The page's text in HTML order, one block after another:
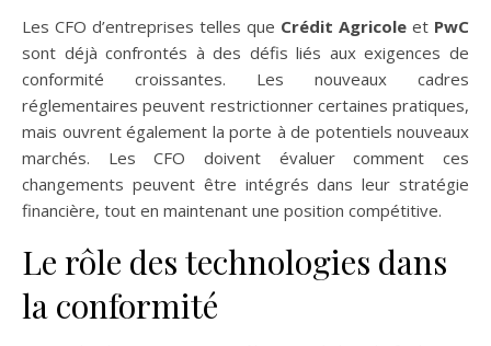
Les CFO d’entreprises telles que Crédit Agricole et PwC
sont déjà confrontés à des défis liés aux exigences de
conformité croissantes. Les nouveaux cadres
réglementaires peuvent restrictionner certaines pratiques,
mais ouvrent également la porte à de potentiels nouveaux
marchés. Les CFO doivent évaluer comment ces
changements peuvent être intégrés dans leur stratégie
financière, tout en maintenant une position compétitive.
Le rôle des technologies dans
la conformité